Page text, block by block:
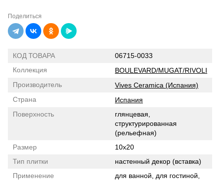
Поделиться
КОД ТОВАРА
06715-0033
Коллекция
BOULEVARD/MUGAT/RIVOLI
Производитель
Vives Ceramica (Испания)
Страна
Испания
Поверхность
глянцевая,
структурированная
(рельефная)
Размер
10x20
Тип плитки
настенный декор (вставка)
Применение
для ванной, для гостиной,